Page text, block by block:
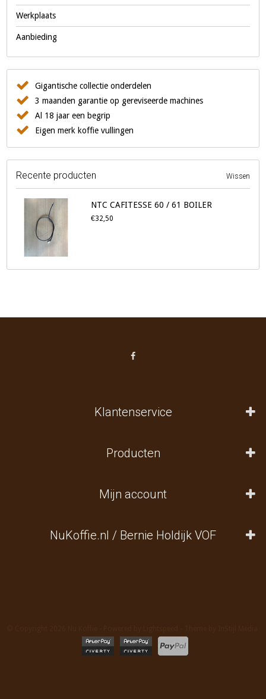
Werkplaats
Aanbieding
Gigantische collectie onderdelen
3 maanden garantie op gereviseerde machines
Al 18 jaar een begrip
Eigen merk koffie vullingen
Recente producten Wissen
NTC CAFITESSE 60 / 61 BOILER
€32,50
Klantenservice
Producten
Mijn account
NuKoffie.nl / Bernie Holdijk VOF